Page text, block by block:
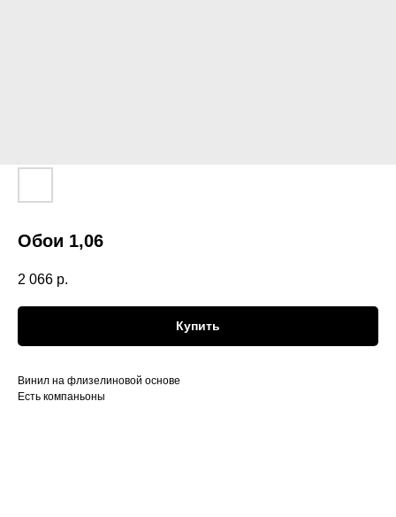
Обои 1,06
2 066 р.
Купить
Винил на флизелиновой основе
Есть компаньоны